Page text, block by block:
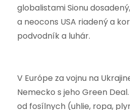
globalistami Sionu
a neocons USA riadený a
podvodník a luhár.
V Európe za vojnu na
Nemecko s jeho Green
od fosílnych (uhlie, ropa,